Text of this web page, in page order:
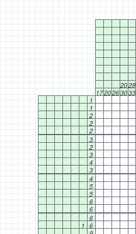
2028
1720263033
1
1
2
2
2
3
2
3
4
3
4
5
5
6
6
6
1 6